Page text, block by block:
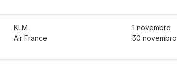
KLM
Air France
1 novembro
30 novembro